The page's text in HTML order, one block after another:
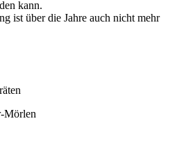
kann.
ist über die Jahre auch nicht mehr
Mörlen